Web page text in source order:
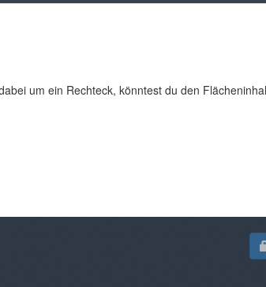
um ein Rechteck, könntest du den